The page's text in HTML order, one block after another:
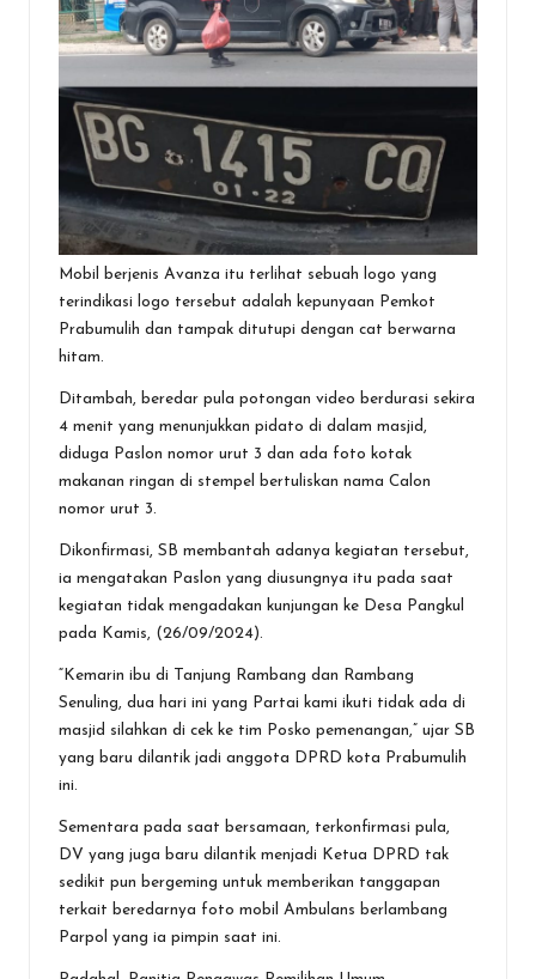
Mobil berjenis Avanza itu terlihat sebuah logo yang
terindikasi logo tersebut adalah kepunyaan Pemkot
Prabumulih dan tampak ditutupi dengan cat berwarna
hitam.
Ditambah, beredar pula potongan video berdurasi sekira
4 menit yang menunjukkan pidato di dalam masjid,
diduga Paslon nomor urut 3 dan ada foto kotak
makanan ringan di stempel bertuliskan nama Calon
nomor urut 3.
Dikonfirmasi, SB membantah adanya kegiatan tersebut,
ia mengatakan Paslon yang diusungnya itu pada saat
kegiatan tidak mengadakan kunjungan ke Desa Pangkul
pada Kamis, (26/09/2024).
“Kemarin ibu di Tanjung Rambang dan Rambang
Senuling, dua hari ini yang Partai kami ikuti tidak ada di
masjid silahkan di cek ke tim Posko pemenangan,” ujar SB
yang baru dilantik jadi anggota DPRD kota Prabumulih
ini.
Sementara pada saat bersamaan, terkonfirmasi pula,
DV yang juga baru dilantik menjadi Ketua DPRD tak
sedikit pun bergeming untuk memberikan tanggapan
terkait beredarnya foto mobil Ambulans berlambang
Parpol yang ia pimpin saat ini.